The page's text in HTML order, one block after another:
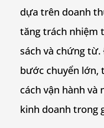
dựa trên doanh
tăng trách nhiệm
sách và chứng
bước chuyển lớn,
cách vận hành và
kinh doanh trong